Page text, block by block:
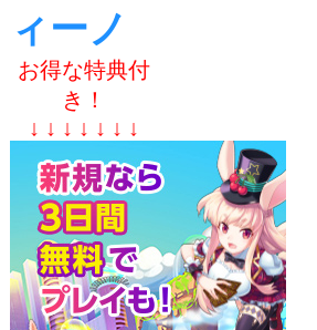
ィーノ
お得な特典付
き！
↓ ↓ ↓ ↓ ↓ ↓ ↓